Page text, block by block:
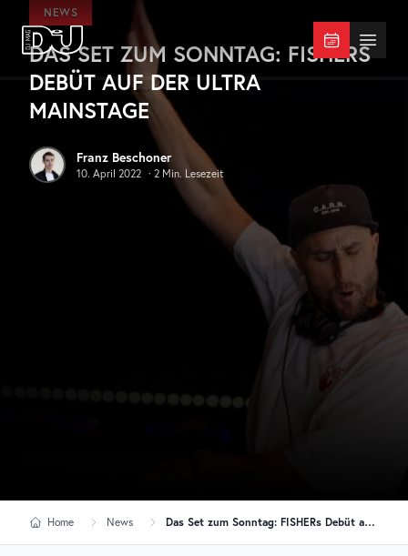
Zum Hauptinhalt springen
DJ Mag Germany Menü
NEWS
DAS SET ZUM SONNTAG: FISHERS
DEBÜT AUF DER ULTRA
MAINSTAGE
Franz Beschoner
10. April 2022 · 2 Min. Lesezeit
Home News Das Set zum Sonntag: FISHERs Debüt auf der Ultra Mainstage